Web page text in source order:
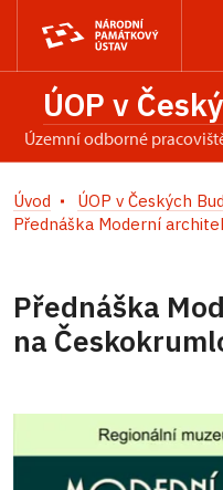
ÚOP v
územní odborné
Úvod ÚOP v Českých
Přednáška Moderní
Přednáška
na